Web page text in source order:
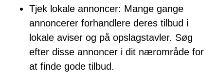
Tjek lokale annoncer: Mange gange
annoncerer forhandlere deres tilbud i
lokale aviser og på opslagstavler. Søg
efter disse annoncer i dit nærområde for
at finde gode tilbud.